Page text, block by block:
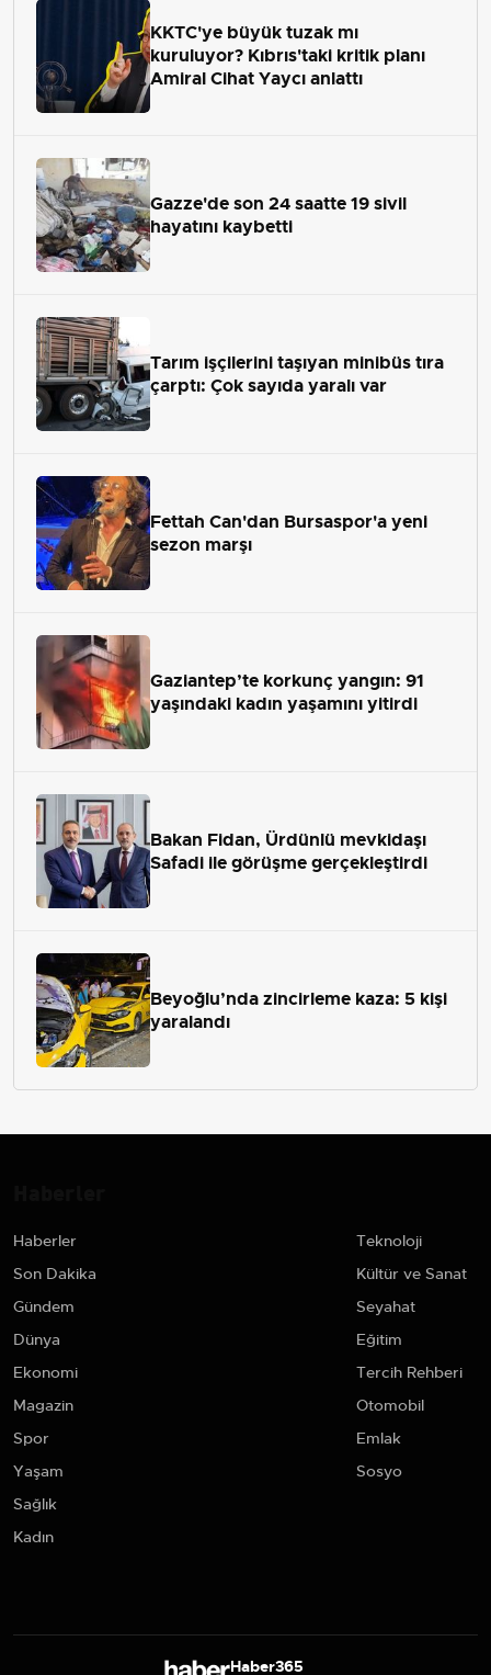
KKTC'ye büyük tuzak mı
kuruluyor? Kıbrıs'taki kritik planı
Amiral Cihat Yaycı anlattı
Gazze'de son 24 saatte 19 sivil
hayatını kaybetti
Tarım işçilerini taşıyan minibüs tıra
çarptı: Çok sayıda yaralı var
Fettah Can'dan Bursaspor'a yeni
sezon marşı
Gaziantep’te korkunç yangın: 91
yaşındaki kadın yaşamını yitirdi
Bakan Fidan, Ürdünlü mevkidaşı
Safadi ile görüşme gerçekleştirdi
Beyoğlu’nda zincirleme kaza: 5 kişi
yaralandı
Haberler
Son Dakika
Gündem
Dünya
Ekonomi
Magazin
Spor
Yaşam
Sağlık
Kadın
Teknoloji
Kültür ve Sanat
Seyahat
Eğitim
Tercih Rehberi
Otomobil
Emlak
Sosyo
Haber365